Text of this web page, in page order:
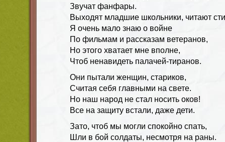
Звучат фанфары.
Выходят младшие школьники, читают
Я очень мало знаю о войне
По фильмам и рассказам ветеранов,
Но этого хватает мне вполне,
Чтоб ненавидеть палачей-тиранов.
Они пытали женщин, стариков,
Считая себя главными на свете.
Но наш народ не стал носить оков!
Все на защиту встали, даже дети.
Зато, чтоб мы могли спокойно спать,
Шли в бой солдаты, несмотря на раны.